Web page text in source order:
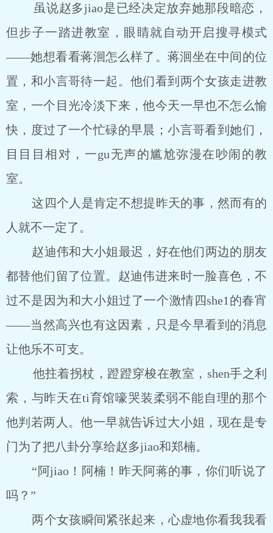
虽说赵多jiao是已经决定放弃她那段暗恋，
但步子一踏进教室，眼睛就自动开启搜寻模式
――她想看看蒋洄怎么样了。蒋洄坐在中间的位
置，和小言哥待一起。他们看到两个女孩走进教
室，一个目光冷淡下来，他今天一早也不怎么愉
快，度过了一个忙碌的早晨；小言哥看到她们，
目目目相对，一gu无声的尴尬弥漫在吵闹的教
室。
这四个人是肯定不想提昨天的事，然而有的
人就不一定了。
赵迪伟和大小姐最迟，好在他们两边的朋友
都替他们留了位置。赵迪伟进来时一脸喜色，不
过不是因为和大小姐过了一个激情四she1的春宵
――当然高兴也有这因素，只是今早看到的消息
让他乐不可支。
他拄着拐杖，蹬蹬穿梭在教室，shen手之利
索，与昨天在ti育馆嚎哭装柔弱不能自理的那个
他判若两人。他一早就告诉过大小姐，现在是专
门为了把八卦分享给赵多jiao和郑楠。
“阿jiao！阿楠！昨天阿蒋的事，你们听说了
吗？”
两个女孩瞬间紧张起来，心虚地你看我我看